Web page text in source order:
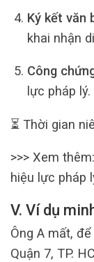
Ký kết văn
khai nhận
Công
lực pháp lý.
⏳ Thời gian
>>> Xem thêm:
hiệu lực pháp
V. Ví dụ
Ông A mất,
Quận 7, TP.